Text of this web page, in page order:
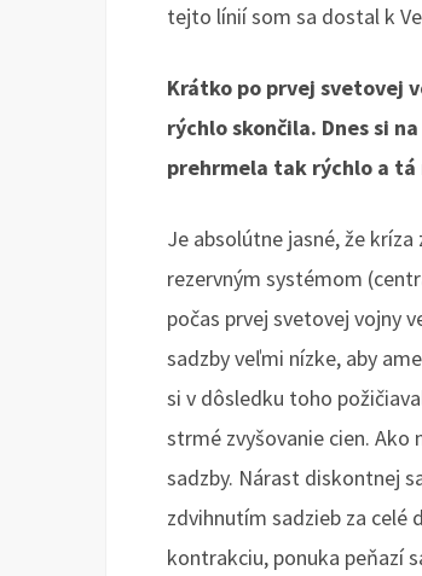
tejto línií som sa dostal k
Krátko po prvej svetovej
rýchlo skončila. Dnes si
prehrmela tak rýchlo a tá
Je absolútne jasné, že
rezervným systémom
počas prvej svetovej vojny
sadzby veľmi nízke, aby
si v dôsledku toho
strmé zvyšovanie cien. Ako
sadzby. Nárast diskontnej
zdvihnutím sadzieb za celé
kontrakciu, ponuka peňazí